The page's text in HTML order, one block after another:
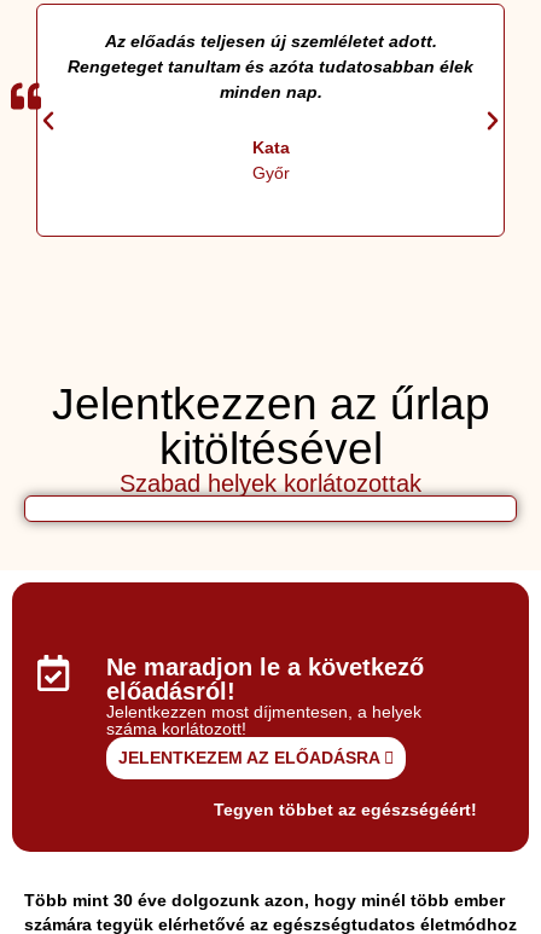
Az előadás teljesen új szemléletet adott.
Rengeteget tanultam és azóta tudatosabban élek
minden nap.
Kata
Győr
Jelentkezzen az űrlap
kitöltésével
Szabad helyek korlátozottak
Tegyen többet az egészségéért!
Ne maradjon le a következő
előadásról!
Jelentkezzen most díjmentesen, a helyek
száma korlátozott!
JELENTKEZEM AZ ELŐADÁSRA
Több mint 30 éve dolgozunk azon, hogy minél több ember
számára tegyük elérhetővé az egészségtudatos életmódhoz